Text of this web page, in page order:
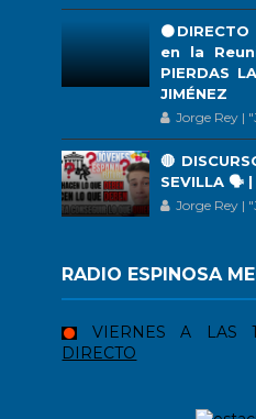
en la
PIERDAS
JIMÉNEZ
Jorge Rey |
SEVILLA 🗣
Jorge Rey |
RADIO ESPINOSA
VIERNES A LAS
DIRECTO